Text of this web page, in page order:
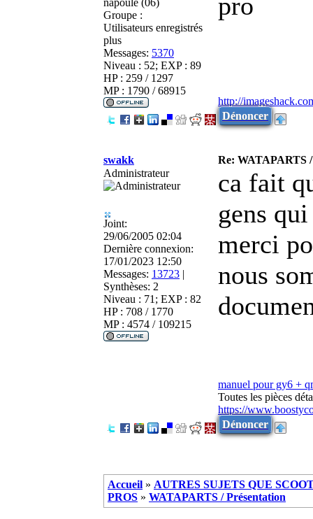
napoule (06)
Groupe :
Utilisateurs enregistrés
plus
Messages: 5370
Niveau : 52; EXP : 89
HP : 259 / 1297
MP : 1790 / 68915
http://
Dénoncer
swakk
Re: WATAPARTS
Administrateur
Joint:
29/06/2005 02:04
Dernière connexion:
17/01/2023 12:50
Messages: 13723 |
Synthèses: 2
Niveau : 71; EXP : 82
HP : 708 / 1770
MP : 4574 / 109215
ca fait
gens
merci
nous
manuel pour gy6 +
Toutes les pièces
https://
Dénoncer
Accueil » AUTRES SUJETS QUE
PROS » WATAPARTS / Présentation